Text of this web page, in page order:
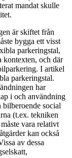
mandat skulle
är skiftet från
bygga ett visst
parkeringstal,
kontexten, och där
I artikel
parkeringstal.
har
i och användning
bilberoende social
(t.ex. tekniken
vara relativt
kan också
av dessa